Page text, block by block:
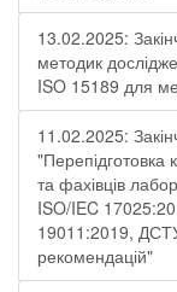
13.02.2025:
методик
ISO 15189 для
11.02.2025:
"Перепідготовка
та фахівців
ISO/IEC
19011:2019,
рекомендацій"